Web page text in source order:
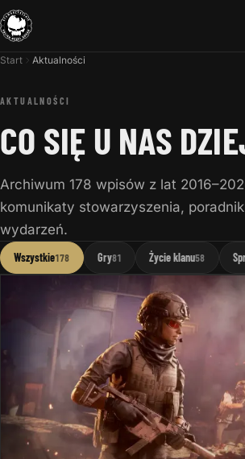
Start Aktualności
AKTUALNOŚCI
CO SIĘ U NAS
Archiwum 178 wpisów z lat
komunikaty stowarzyszenia,
wydarzeń.
Wszystkie178 Gry81 Życie klanu58